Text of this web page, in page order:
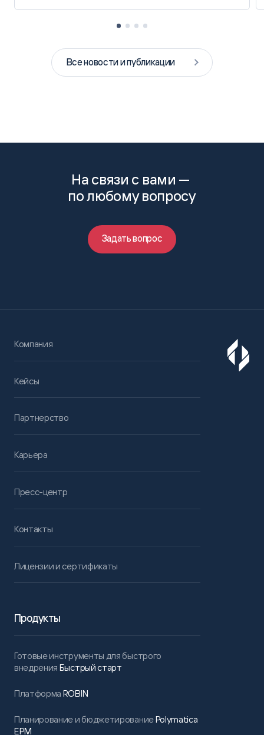
Все новости и публикации
На связи с вами —
по любому вопросу
Задать вопрос
Компания
Кейсы
Партнерство
Карьера
Пресс-центр
Контакты
Лицензии и сертификаты
Продукты
Готовые инструменты для быстрого
внедрения Быстрый старт
Платформа ROBIN
Планирование и бюджетированиеPolymatica
EPM